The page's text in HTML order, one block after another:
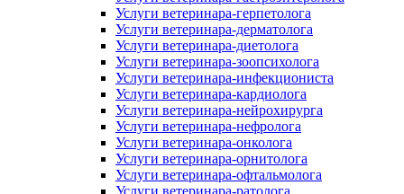
Услуги ветеринара-герпетолога
Услуги ветеринара-дерматолога
Услуги ветеринара-диетолога
Услуги ветеринара-зоопсихолога
Услуги ветеринара-инфекциониста
Услуги ветеринара-кардиолога
Услуги ветеринара-нейрохирурга
Услуги ветеринара-нефролога
Услуги ветеринара-онколога
Услуги ветеринара-орнитолога
Услуги ветеринара-офтальмолога